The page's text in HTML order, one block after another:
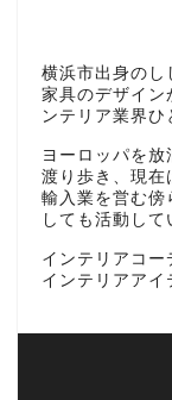
横浜市出身のし
家具のデザイン
ンテリア業界ひ
ヨーロッパを
渡り歩き、現在
輸入業を営む傍
しても活動して
インテリアコ
インテリアアイ